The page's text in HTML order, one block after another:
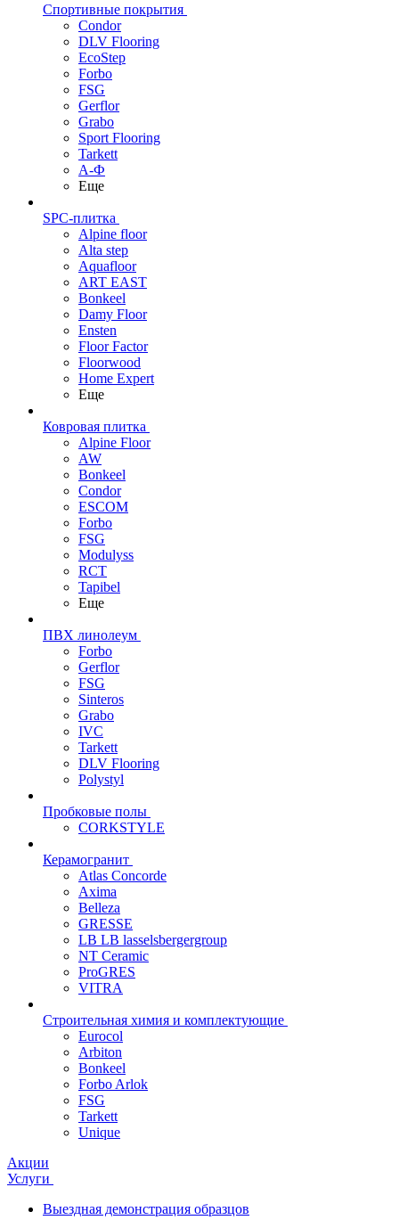
Спортивные покрытия
Condor
DLV Flooring
EcoStep
Forbo
FSG
Gerflor
Grabo
Sport Flooring
Tarkett
А-Ф
Еще
SPC-плитка
Alpine floor
Alta step
Aquafloor
ART EAST
Bonkeel
Damy Floor
Ensten
Floor Factor
Floorwood
Home Expert
Еще
Ковровая плитка
Alpine Floor
AW
Bonkeel
Condor
ESCOM
Forbo
FSG
Modulyss
RCT
Tapibel
Еще
ПВХ линолеум
Forbo
Gerflor
FSG
Sinteros
Grabo
IVC
Tarkett
DLV Flooring
Polystyl
Пробковые полы
CORKSTYLE
Керамогранит
Atlas Concorde
Axima
Belleza
GRESSE
LB LB lasselsbergergroup
NT Ceramic
ProGRES
VITRA
Строительная химия и комплектующие
Eurocol
Arbiton
Bonkeel
Forbo Arlok
FSG
Tarkett
Unique
Акции
Услуги
Выездная демонстрация образцов